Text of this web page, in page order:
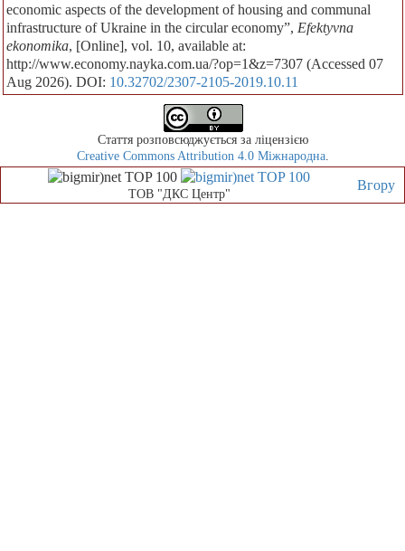
economic aspects of the development of housing and communal
infrastructure of Ukraine in the circular economy”, Efektyvna
ekonomika, [Online], vol. 10, available at:
http://www.economy.nayka.com.ua/?op=1&z=7307 (Accessed 07
Aug 2026). DOI: 10.32702/2307-2105-2019.10.11
Стаття розповсюджується за ліцензією
Creative Commons Attribution 4.0 Міжнародна.
Вгору
ТОВ "ДКС Центр"